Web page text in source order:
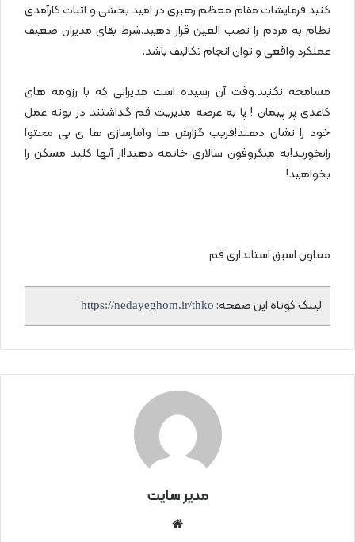
کنید.فرمایشات مقام معظم رهبری در امید بخشی و اثبات کارآمدی
نظام به مردم را نصب العین قرار دهید.شرط بقای مدیران ضعیف
عملکرد واقعی و توان انجام تکالیف باشد.
مسامحه نکنید.وقت آن رسیده است مدیرانی که با رزومه های
کاغذی پر پیمان ! پا به عرصه مدیریت قم گذاشتند در بوته عمل
خود را نشان دهند!فریب گزارش ها وآمارسازی ها ی بی محتوا
رانخورید!به میکروفون سالاری خاتمه دهید!از آنها کلید مسکن را
بخواهید!
معاون اسبق استانداری قم
لینک کوتاه این صفحه: https://nedayeghom.ir/thko
مدیر سایت